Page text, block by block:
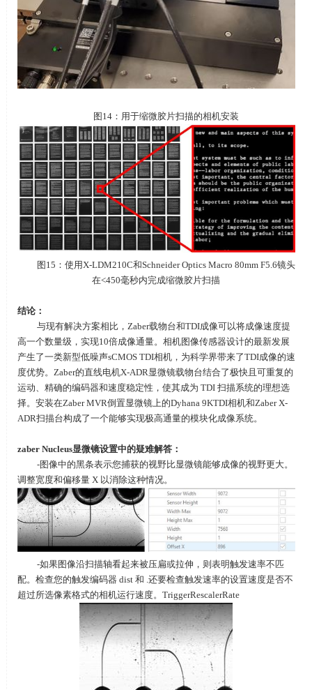
图14：用于缩微胶片扫描的相机安装
图15：使用X-LDM210C和Schneider Optics Macro 80mm F5.6镜头
在<450毫秒内完成缩微胶片扫描
结论：
与现有解决方案相比，Zaber载物台和TDI成像可以将成像速度提
高一个数量级，实现10倍成像通量。相机图像传感器设计的最新发展
产生了一类新型低噪声sCMOS TDI相机，为科学界带来了TDI成像的速
度优势。Zaber的直线电机X-ADR显微镜载物台结合了极快且可重复的
运动、精确的编码器和速度稳定性，使其成为 TDI 扫描系统的理想选
择。安装在Zaber MVR倒置显微镜上的Dyhana 9KTDI相机和Zaber X-
ADR扫描台构成了一个能够实现极高通量的模块化成像系统。
zaber Nucleus显微镜设置中的疑难解答：
-图像中的黑条表示您捕获的视野比显微镜能够成像的视野更大。
调整宽度和偏移量 X 以消除这种情况。
-如果图像沿扫描轴看起来被压扁或拉伸，则表明触发速率不匹
配。检查您的触发编码器 dist 和 .还要检查触发速率的设置速度是否不
超过所选像素格式的相机运行速度。TriggerRescalerRate